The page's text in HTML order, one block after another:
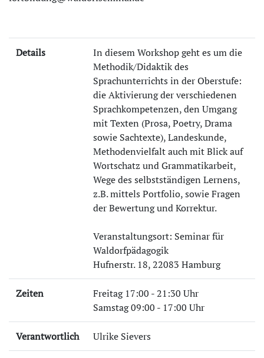
Details
In diesem Workshop geht es um die
Methodik/Didaktik des
Sprachunterrichts in der Oberstufe:
die Aktivierung der verschiedenen
Sprachkompetenzen, den Umgang
mit Texten (Prosa, Poetry, Drama
sowie Sachtexte), Landeskunde,
Methodenvielfalt auch mit Blick auf
Wortschatz und Grammatikarbeit,
Wege des selbstständigen Lernens,
z.B. mittels Portfolio, sowie Fragen
der Bewertung und Korrektur.
Veranstaltungsort: Seminar für
Waldorfpädagogik
Hufnerstr. 18, 22083 Hamburg
Zeiten
Freitag 17:00 - 21:30 Uhr
Samstag 09:00 - 17:00 Uhr
Verantwortlich Ulrike Sievers